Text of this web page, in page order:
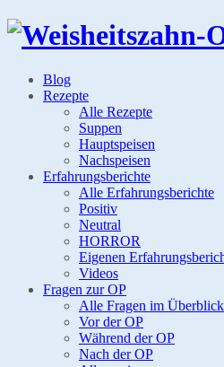
Blog
Rezepte
Alle Rezepte
Suppen
Hauptspeisen
Nachspeisen
Erfahrungsberichte
Alle Erfahrungsberichte
Positiv
Neutral
HORROR
Eigenen
Videos
Fragen zur OP
Alle Fragen im Überblick
Vor der OP
Während der OP
Nach der OP